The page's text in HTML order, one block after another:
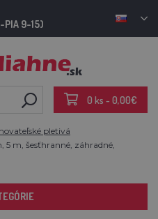
PIA 9-15)
0 ks - 0,00€
pletivá
5 m, šesťhranné, záhradné,